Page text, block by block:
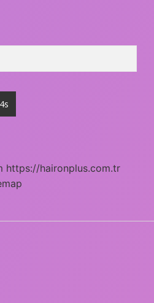
https://haironplus.com.tr